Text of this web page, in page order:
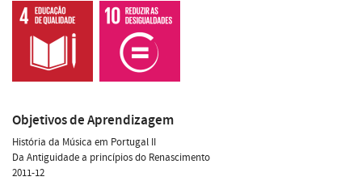
Objetivos de Aprendizagem
História da Música em Portugal II
Da Antiguidade a princípios do Renascimento
2011-12